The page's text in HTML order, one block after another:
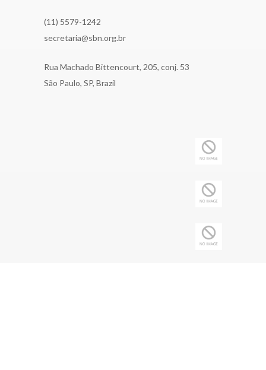
(11) 5579-1242
secretaria@sbn.org.br
Rua Machado Bittencourt, 205, conj. 53
São Paulo, SP, Brazil